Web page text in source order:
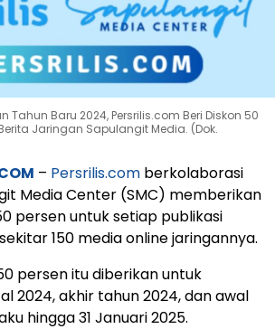
Tahun Baru 2024, Persrilis.com Beri Diskon 50
Jaringan Sapulangit Media. (Dok.
– Persrilis.com berkolaborasi
Media Center (SMC) memberikan
persen untuk setiap publikasi
150 media online jaringannya.
persen itu diberikan untuk
2024, akhir tahun 2024, dan awal
hingga 31 Januari 2025.